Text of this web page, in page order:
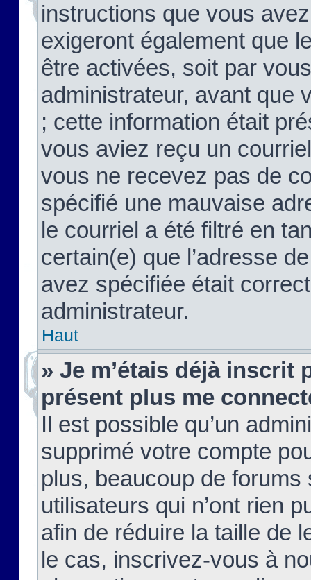
instructions que vous
exigeront également que
être activées, soit par
administrateur, avant que
; cette information était
vous aviez reçu un
vous ne recevez pas de
spécifié une mauvaise
le courriel a été filtré en
certain(e) que l’adresse
avez spécifiée était
administrateur.
Haut
» Je m’étais déjà inscrit
présent plus me
Il est possible qu’un
supprimé votre compte
plus, beaucoup de
utilisateurs qui n’ont rien
afin de réduire la taille de
le cas, inscrivez-vous à